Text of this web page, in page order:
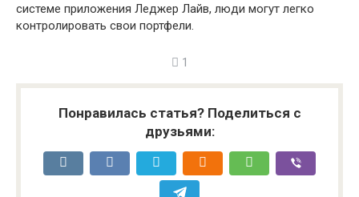
системе приложения Леджер Лайв, люди могут легко
контролировать свои портфели.
1
Понравилась статья? Поделиться с
друзьями: